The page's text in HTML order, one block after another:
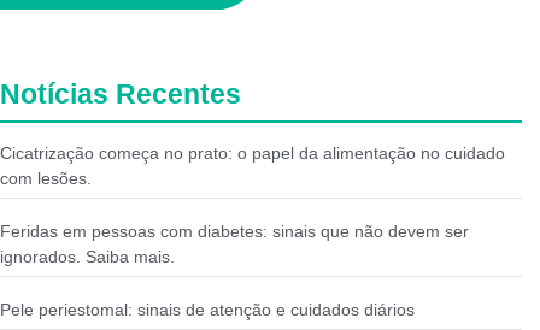
Notícias Recentes
Cicatrização começa no prato: o papel da alimentação no cuidado
com lesões.
Feridas em pessoas com diabetes: sinais que não devem ser
ignorados. Saiba mais.
Pele periestomal: sinais de atenção e cuidados diários